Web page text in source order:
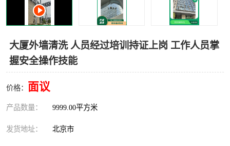
大厦外墙清洗 人员经过培训持证上岗 工作人员掌
握安全操作技能
价格： 面议
产品数量： 9999.00平方米
发货地址： 北京市